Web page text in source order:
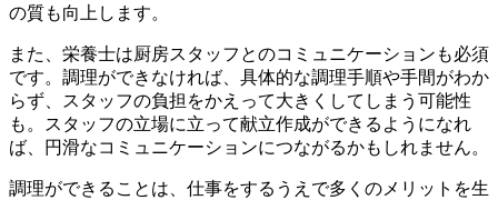
の質も向上します。
また、栄養士は厨房スタッフとのコミュニケーションも必須
です。調理ができなければ、具体的な調理手順や手間がわか
らず、スタッフの負担をかえって大きくしてしまう可能性
も。
スタッフの立場に立って献立作成ができるようになれ
ば、円滑なコミュニケーションにつながるかもしれません。
調理ができることは、仕事をするうえで多くのメリットを生